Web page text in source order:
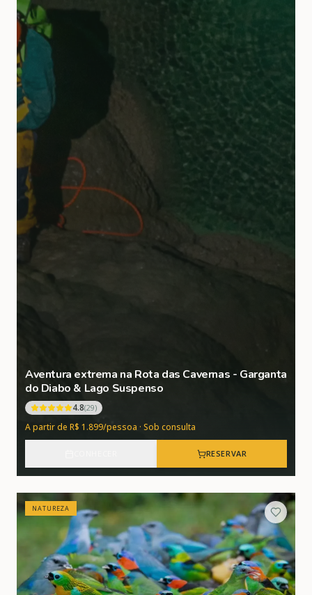
Aventura extrema na Rota das Cavernas - Garganta
do Diabo & Lago Suspenso
4.8(29)
A partir de R$ 1.899/pessoa · Sob consulta
RESERVAR
NATUREZA